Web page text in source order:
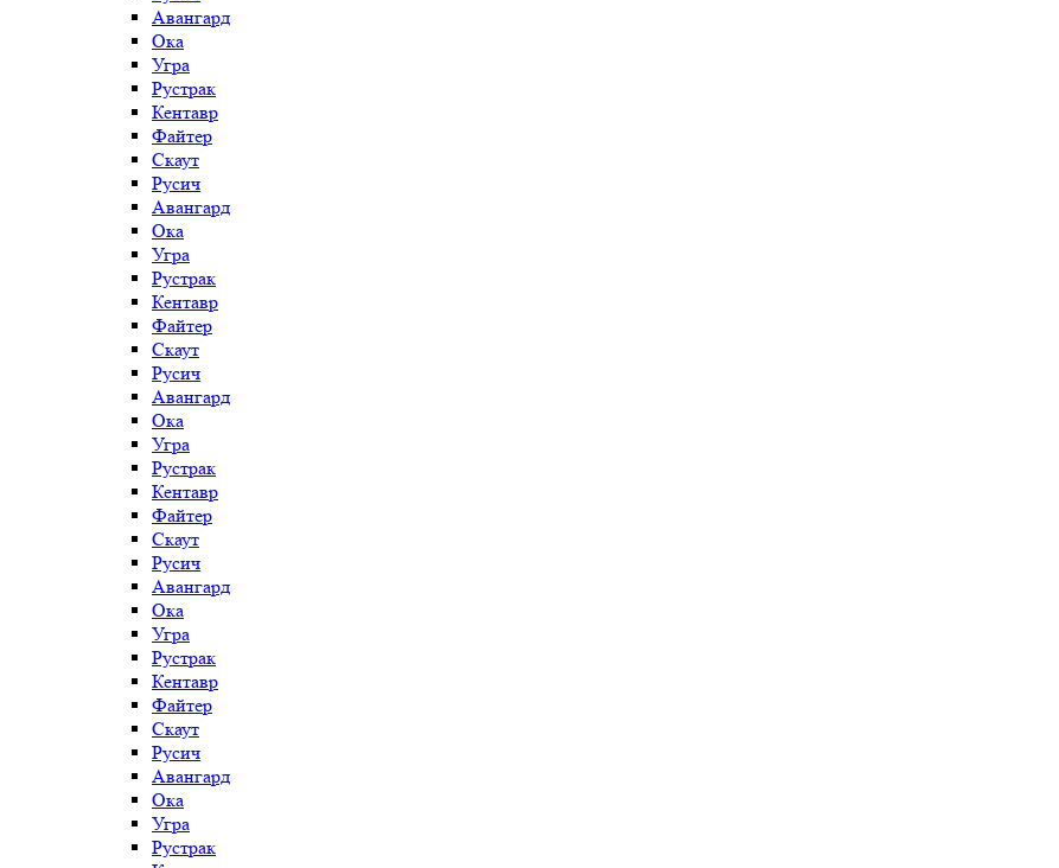
Авангард
Ока
Угра
Рустрак
Кентавр
Файтер
Скаут
Русич
Авангард
Ока
Угра
Рустрак
Кентавр
Файтер
Скаут
Русич
Авангард
Ока
Угра
Рустрак
Кентавр
Файтер
Скаут
Русич
Авангард
Ока
Угра
Рустрак
Кентавр
Файтер
Скаут
Русич
Авангард
Ока
Угра
Рустрак